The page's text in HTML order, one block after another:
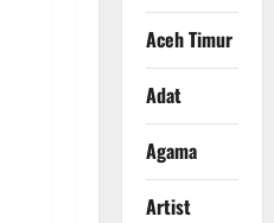
Aceh Timur
Adat
Agama
Artist